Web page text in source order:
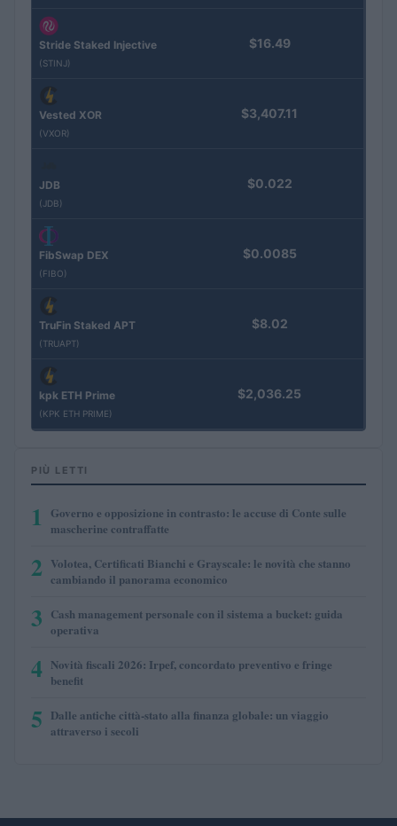
Stride Staked Injective
(STINJ)
$16.49
Vested XOR
(VXOR)
$3,407.11
JDB
(JDB)
$0.022
FibSwap DEX
(FIBO)
$0.0085
TruFin Staked APT
(TRUAPT)
$8.02
kpk ETH Prime
(KPK ETH PRIME)
$2,036.25
PIÙ LETTI
1
Governo e opposizione in contrasto: le accuse di Conte sulle
mascherine contraffatte
2 Volotea, Certificati Bianchi e Grayscale: le novità che stanno
cambiando il panorama economico
3 Cash management personale con il sistema a bucket: guida
operativa
4 Novità fiscali 2026: Irpef, concordato preventivo e fringe
benefit
5 Dalle antiche città-stato alla finanza globale: un viaggio
attraverso i secoli